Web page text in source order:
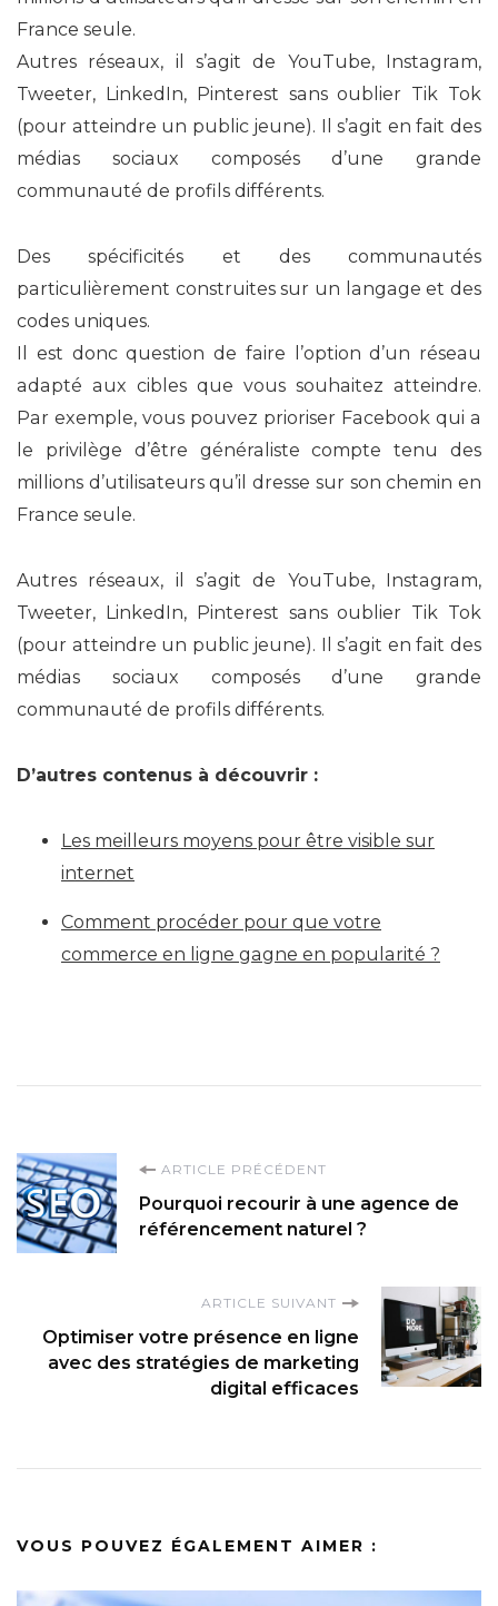
France seule.
Autres réseaux, il s’agit de YouTube, Instagram,
Tweeter, LinkedIn, Pinterest sans oublier Tik Tok
(pour atteindre un public jeune). Il s’agit en fait des
médias sociaux composés d’une grande
communauté de profils différents.
Des spécificités et des communautés
particulièrement construites sur un langage et des
codes uniques.
Il est donc question de faire l’option d’un réseau
adapté aux cibles que vous souhaitez atteindre.
Par exemple, vous pouvez prioriser Facebook qui a
le privilège d’être généraliste compte tenu des
millions d’utilisateurs qu’il dresse sur son chemin en
France seule.
Autres réseaux, il s’agit de YouTube, Instagram,
Tweeter, LinkedIn, Pinterest sans oublier Tik Tok
(pour atteindre un public jeune). Il s’agit en fait des
médias sociaux composés d’une grande
communauté de profils différents.
D’autres contenus à découvrir :
Les meilleurs moyens pour être visible sur
internet
Comment procéder pour que votre
commerce en ligne gagne en popularité ?
Navigation
d'article
ARTICLE PRÉCÉDENT
Pourquoi recourir à une agence de
référencement naturel ?
ARTICLE SUIVANT
Optimiser votre présence en ligne
avec des stratégies de marketing
digital efficaces
VOUS POUVEZ ÉGALEMENT AIMER :